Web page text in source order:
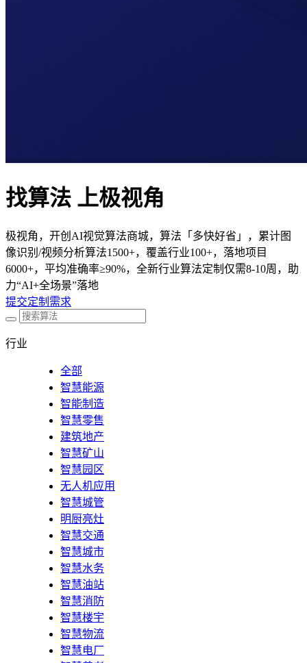
找算法 上极视角
极视角，开创AI视觉算法商城，算法「多快好省」，累计图
像识别/视频分析算法1500+，覆盖行业100+，落地项目
6000+，平均准确率≥90%，全新行业算法定制仅需8-10周，助
力“AI+全场景”落地
提交定制需求
行业
全部
智慧能源
智能制造
智慧零售
建筑地产
智慧矿山
智慧园区
无人机应用
智慧城管
明厨亮灶
智慧交通
智慧城市
智慧水务
智慧油站
智慧消防
智慧楼宇
智慧物流
智慧电厂